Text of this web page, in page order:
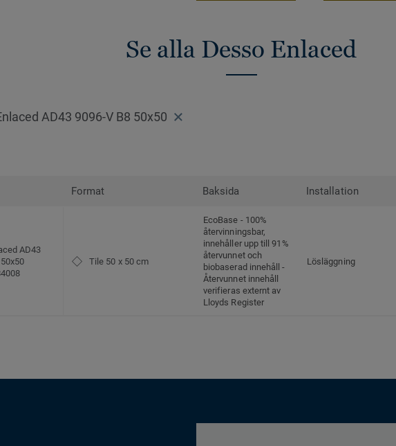
Se alla Desso Enlaced
AD43 9096-V B8 50x50
Format Baksida Installation
AD43
Tile 50 x 50 cm
EcoBase - 100%
återvinningsbar,
innehåller upp till 91%
återvunnet och
biobaserad innehåll -
Återvunnet innehåll
verifieras externt av
Lloyds Register
Lösläggning